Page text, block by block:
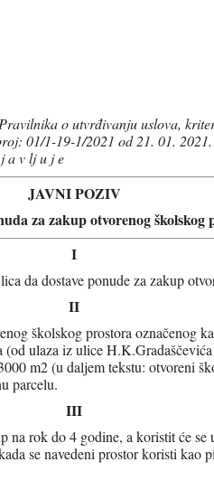
o utvrđivanju uslova,
01/1-19-1/2021 od 21. 01.
a v lj u j e
JAVNI POZIV
za zakup otvorenog školskog
I
da dostave ponude za zakup
II
školskog prostora označenog
ulaza iz ulice
m2 (u daljem tekstu: otvoreni
parcelu.
III
na rok do 4 godine, a koristit će se
se navedeni prostor koristi kao